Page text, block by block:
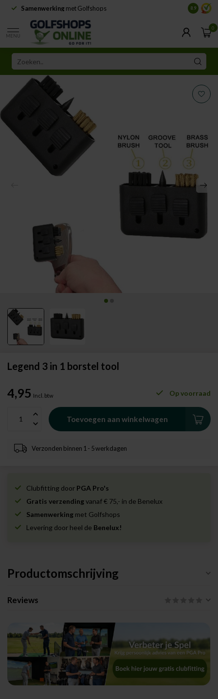
Samenwerking met Golfshops Levering
8.9
MENU
0
Legend 3 in 1 borstel tool
4,95 Incl. btw Op voorraad
Toevoegen aan winkelwagen
Verzonden binnen 1 - 5 werkdagen
Clubfitting door PGA Pro's
Gratis verzendingvanaf € 75,- in de Benelux
Samenwerking met Golfshops
Levering door heel de Benelux!
Productomschrijving
Reviews